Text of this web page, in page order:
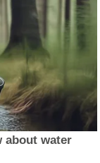
about water